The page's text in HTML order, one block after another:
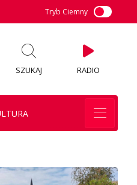
Tryb Ciemny
SZUKAJ RADIO